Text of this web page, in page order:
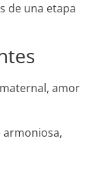
de una etapa
amor